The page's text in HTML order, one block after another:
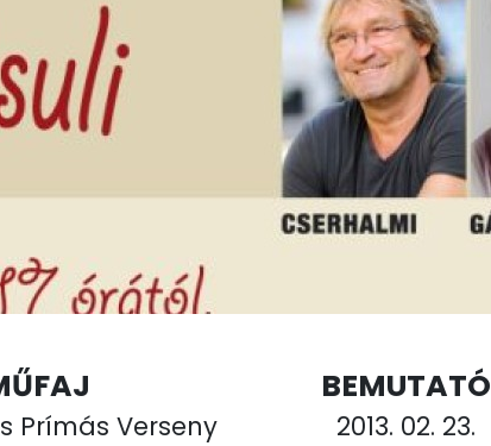
Prímás Verseny
BEMUTATÓ
2013. 02. 23.